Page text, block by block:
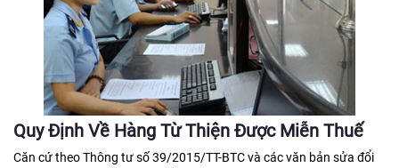
Quy Định Về Hàng Từ Thiện Được Miễn Thuế
Căn cứ theo Thông tư số 39/2015/TT-BTC và các văn bản sửa đổi